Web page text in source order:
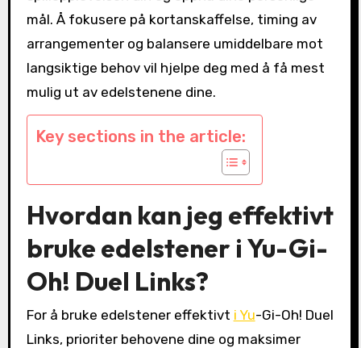
mål. Å fokusere på kortanskaffelse, timing av
arrangementer og balansere umiddelbare mot
langsiktige behov vil hjelpe deg med å få mest
mulig ut av edelstenene dine.
Key sections in the article:
Hvordan kan jeg effektivt
bruke edelstener i Yu-Gi-
Oh! Duel Links?
For å bruke edelstener effektivt i Yu-Gi-Oh! Duel
Links, prioriter behovene dine og maksimer